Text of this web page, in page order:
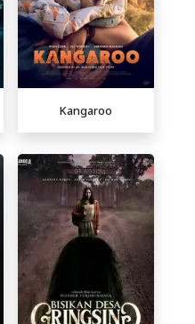
Kangaroo